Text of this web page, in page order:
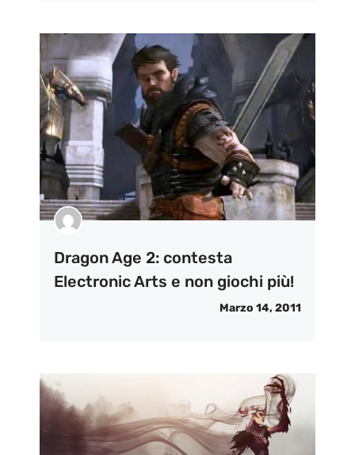
Dragon Age 2: contesta
Electronic Arts e non giochi più!
Marzo 14, 2011